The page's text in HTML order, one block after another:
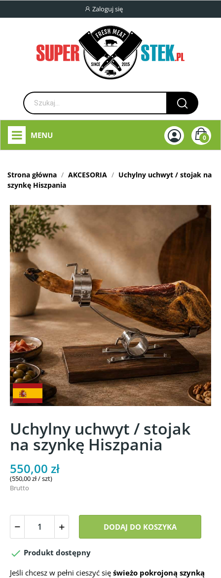
Zaloguj się
0
MENU
Strona główna AKCESORIA
Uchylny uchwyt / stojak na
szynkę Hiszpania
Uchylny uchwyt / stojak
na szynkę Hiszpania
550,00 zł
(550,00 zł / szt)
Brutto
DODAJ DO KOSZYKA
 Produkt dostępny
Jeśli chcesz w pełni cieszyć się świeżo pokrojoną szynką